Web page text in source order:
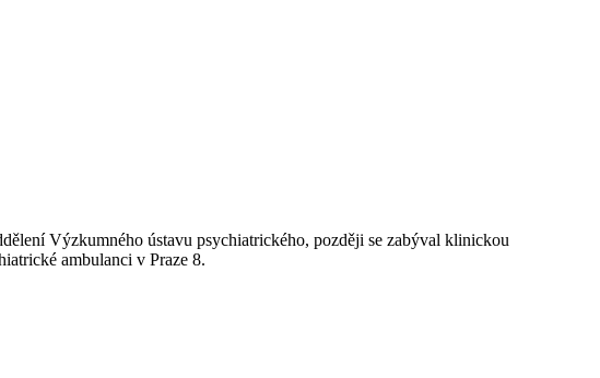
Výzkumného ústavu psychiatrického, později se zabýval klinickou
ambulanci v Praze 8.